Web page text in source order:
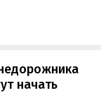
начать